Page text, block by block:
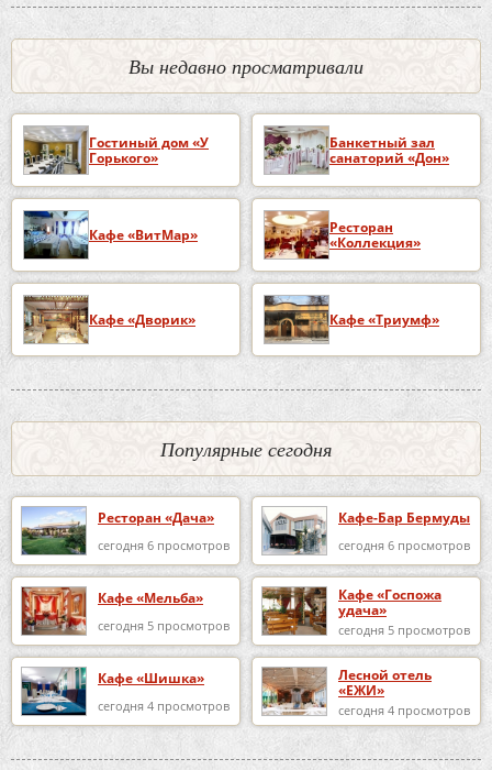
Вы недавно просматривали
Гостиный дом «У
Горького»
Банкетный зал
санаторий «Дон»
Кафе «ВитМар»
Ресторан
«Коллекция»
Кафе «Дворик» Кафе «Триумф»
Популярные сегодня
Ресторан «Дача»
сегодня 6 просмотров
Кафе-Бар Бермуды
сегодня 6 просмотров
Кафе «Мельба»
сегодня 5 просмотров
Кафе «Госпожа
удача»
сегодня 5 просмотров
Кафе «Шишка»
сегодня 4 просмотров
Лесной отель
«ЕЖИ»
сегодня 4 просмотров